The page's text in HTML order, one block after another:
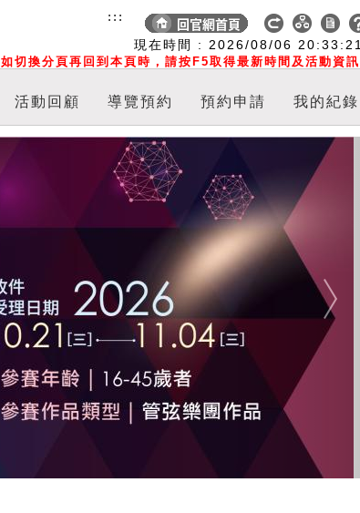
現在時間 : 2026/08/06 20:33:21
如切換分頁再回到本頁時，請按F5取得最新時間及活動資訊
:::
活動回顧 導覽預約 預約申請 我的紀錄
Next